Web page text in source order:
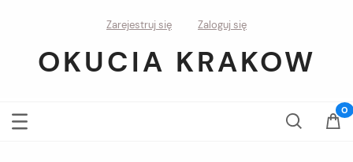
Zarejestruj się Zaloguj się
OKUCIA KRAKOW